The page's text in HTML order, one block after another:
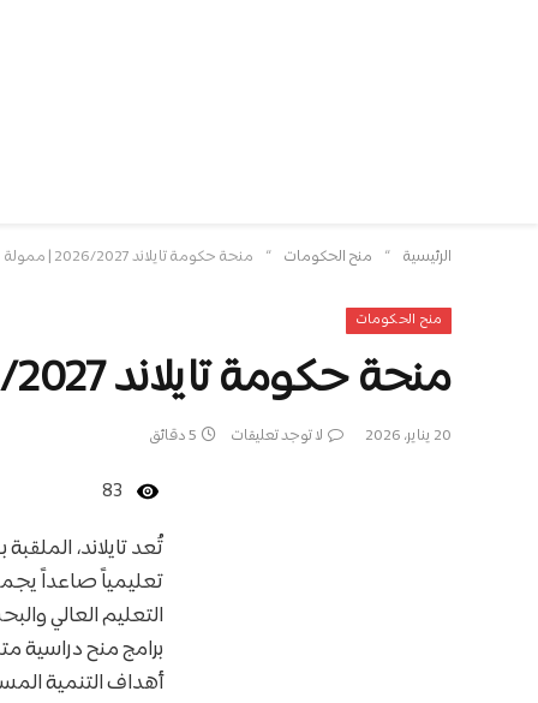
الرئيسية » منح الحكومات » منحة حكومة تايلاند 2026/2027 | ممولة بالكامل
منح الحكومات
منحة حكومة تايلاند 2026/2027 | ممولة بالكامل
20 يناير، 2026 لا توجد تعليقات 5 دقائق
83
تُعد تايلاند،
تعليمياً صاعداً يجمع
برامج منح دراسية
أهداف التنمية